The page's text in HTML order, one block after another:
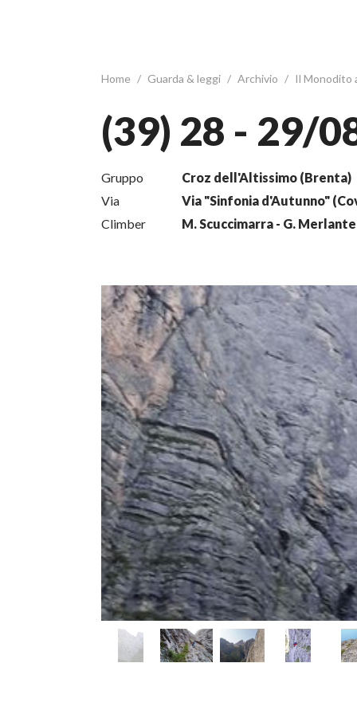
Home / Guarda & leggi / Archivio / Il Monodito
(39) 28 - 29/
Gruppo
Croz dell'Altissimo (Brenta)
Via
Via "Sinfonia d'Autunno"
Climber
M. Scuccimarra - G. Merlante